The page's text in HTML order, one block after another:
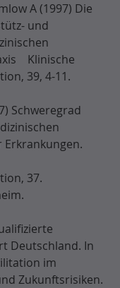
A (1997) Die
und
Klinische
39, 4-11.
Schweregrad
37.
Deutschland. In
im
Zukunftsrisiken.